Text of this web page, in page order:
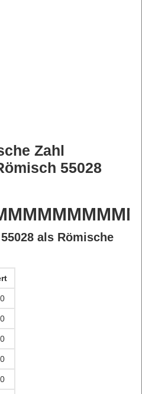
Zahl
55028
als Römische